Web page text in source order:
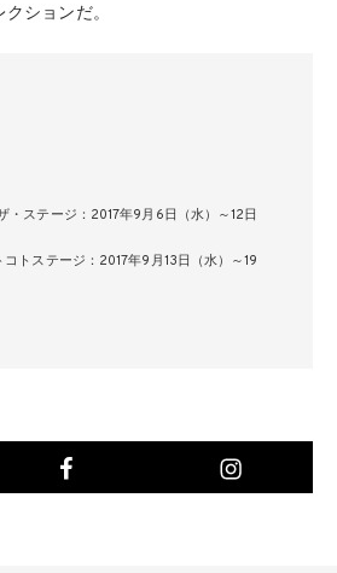
ションだ。
・ステージ：2017年9月6日（水）～12日
コトステージ：2017年9月13日（水）～19